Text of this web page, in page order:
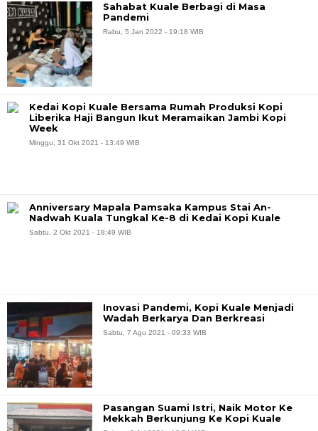
Sahabat Kuale Berbagi di Masa
Pandemi
Rabu, 5 Jan 2022 - 19:18 WIB
Kedai Kopi Kuale Bersama Rumah Produksi Kopi
Liberika Haji Bangun Ikut Meramaikan Jambi Kopi
Week
Minggu, 31 Okt 2021 - 13:49 WIB
Anniversary Mapala Pamsaka Kampus Stai An-
Nadwah Kuala Tungkal Ke-8 di Kedai Kopi Kuale
Sabtu, 2 Okt 2021 - 18:49 WIB
Inovasi Pandemi, Kopi Kuale Menjadi
Wadah Berkarya Dan Berkreasi
Sabtu, 7 Agu 2021 - 09:33 WIB
Pasangan Suami Istri, Naik Motor Ke
Mekkah Berkunjung Ke Kopi Kuale